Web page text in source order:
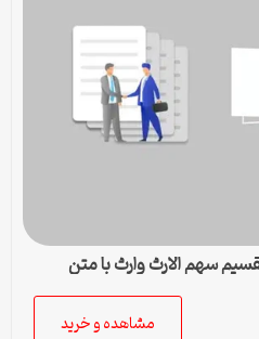
سهم الارث وارث با متن
مشاهده و خرید